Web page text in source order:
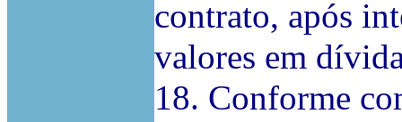
contrato, após
valores em
18. Conforme